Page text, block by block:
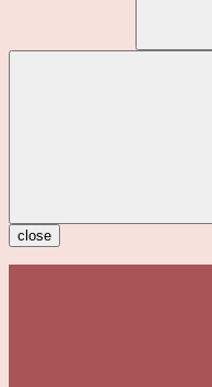
close